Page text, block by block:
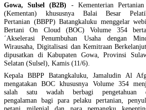
Gowa, Sulsel (B2B) - Kementerian
(Kementan) khususnya Balai Besar
Pertanian (BBPP) Batangkaluku menggelar
Bertani On Cloud (BOC) Volume 354
´Akselerasi Penumbuhan Usaha dengan
Wirausaha, Digitalisasi dan Kemitraan
dipusatkan di Kabupaten Gowa, Provinsi
Selatan (Sulsel), Kamis (11/6).
Kepala BBPP Batangkaluku, Jamaludin Al
mengatakan BOC khususnya Volume 354
salah satu wadah berbagi pengetahuan
pengalaman bagi para pelaku pertanian,
petani milenial dan para pemangku